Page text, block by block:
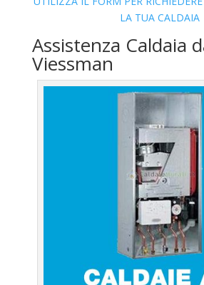
LA TUA CALDAIA
Assistenza Caldaia
Viessman